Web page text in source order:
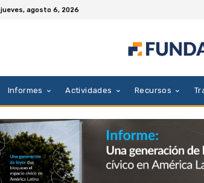
jueves, agosto 6, 2026
Informes Actividades Recursos